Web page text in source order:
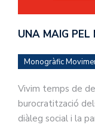
UNA MAIG PEL
Monogràfic
Vivim temps de
burocratització
diàleg social i la